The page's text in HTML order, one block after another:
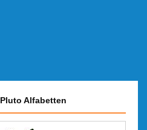
Pluto Alfabetten